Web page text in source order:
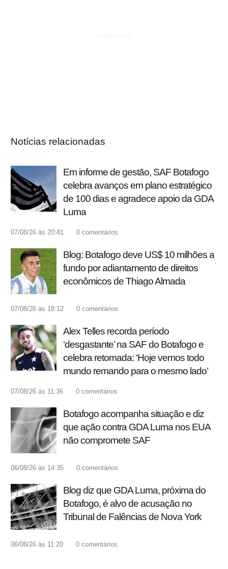
Notícias relacionadas
Em informe de gestão, SAF Botafogo
celebra avanços em plano estratégico
de 100 dias e agradece apoio da GDA
Luma
07/08/26 às 20:41 0 comentários
Blog: Botafogo deve US$ 10 milhões a
fundo por adiantamento de direitos
econômicos de Thiago Almada
07/08/26 às 18:12 0 comentários
Alex Telles recorda período
‘desgastante’ na SAF do Botafogo e
celebra retomada: ‘Hoje vemos todo
mundo remando para o mesmo lado’
07/08/26 às 11:36 0 comentários
Botafogo acompanha situação e diz
que ação contra GDA Luma nos EUA
não compromete SAF
06/08/26 às 14:35 0 comentários
Blog diz que GDA Luma, próxima do
Botafogo, é alvo de acusação no
Tribunal de Falências de Nova York
06/08/26 às 11:20 0 comentários